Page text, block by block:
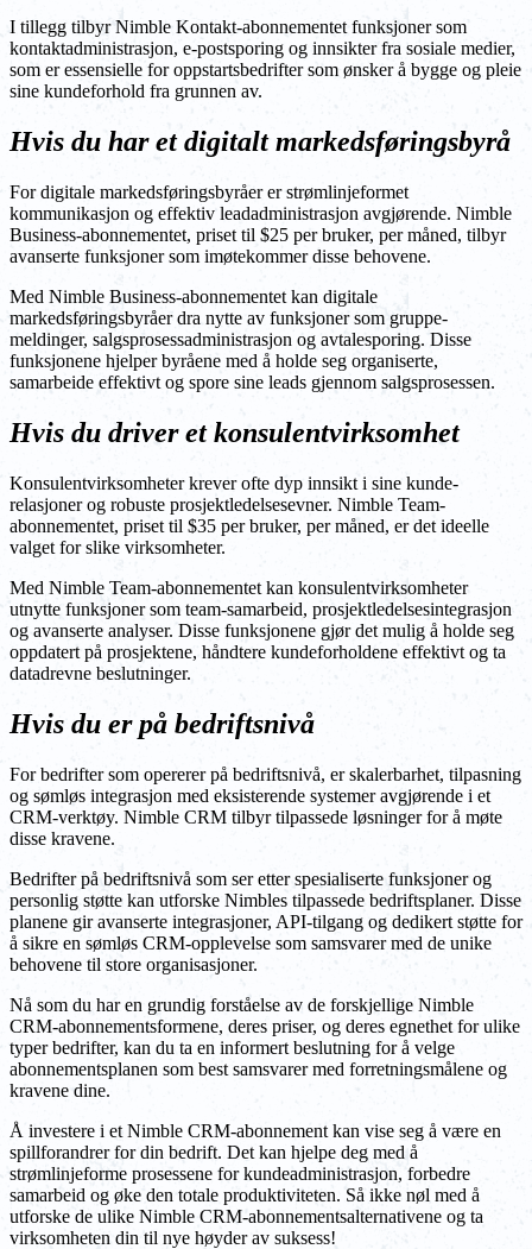
I tillegg tilbyr Nimble Kontakt-abonnementet funksjoner som
kontaktadministrasjon, e-postsporing og innsikter fra sosiale medier,
som er essensielle for oppstartsbedrifter som ønsker å bygge og pleie
sine kundeforhold fra grunnen av.
Hvis du har et digitalt markedsføringsbyrå
For digitale markedsføringsbyråer er strømlinjeformet
kommunikasjon og effektiv leadadministrasjon avgjørende. Nimble
Business-abonnementet, priset til $25 per bruker, per måned, tilbyr
avanserte funksjoner som imøtekommer disse behovene.
Med Nimble Business-abonnementet kan digitale
markedsføringsbyråer dra nytte av funksjoner som gruppe-
meldinger, salgsprosessadministrasjon og avtalesporing. Disse
funksjonene hjelper byråene med å holde seg organiserte,
samarbeide effektivt og spore sine leads gjennom salgsprosessen.
Hvis du driver et konsulentvirksomhet
Konsulentvirksomheter krever ofte dyp innsikt i sine kunde-
relasjoner og robuste prosjektledelsesevner. Nimble Team-
abonnementet, priset til $35 per bruker, per måned, er det ideelle
valget for slike virksomheter.
Med Nimble Team-abonnementet kan konsulentvirksomheter
utnytte funksjoner som team-samarbeid, prosjektledelsesintegrasjon
og avanserte analyser. Disse funksjonene gjør det mulig å holde seg
oppdatert på prosjektene, håndtere kundeforholdene effektivt og ta
datadrevne beslutninger.
Hvis du er på bedriftsnivå
For bedrifter som opererer på bedriftsnivå, er skalerbarhet, tilpasning
og sømløs integrasjon med eksisterende systemer avgjørende i et
CRM-verktøy. Nimble CRM tilbyr tilpassede løsninger for å møte
disse kravene.
Bedrifter på bedriftsnivå som ser etter spesialiserte funksjoner og
personlig støtte kan utforske Nimbles tilpassede bedriftsplaner. Disse
planene gir avanserte integrasjoner, API-tilgang og dedikert støtte for
å sikre en sømløs CRM-opplevelse som samsvarer med de unike
behovene til store organisasjoner.
Nå som du har en grundig forståelse av de forskjellige Nimble
CRM-abonnementsformene, deres priser, og deres egnethet for ulike
typer bedrifter, kan du ta en informert beslutning for å velge
abonnementsplanen som best samsvarer med forretningsmålene og
kravene dine.
Å investere i et Nimble CRM-abonnement kan vise seg å være en
spillforandrer for din bedrift. Det kan hjelpe deg med å
strømlinjeforme prosessene for kundeadministrasjon, forbedre
samarbeid og øke den totale produktiviteten. Så ikke nøl med å
utforske de ulike Nimble CRM-abonnementsalternativene og ta
virksomheten din til nye høyder av suksess!